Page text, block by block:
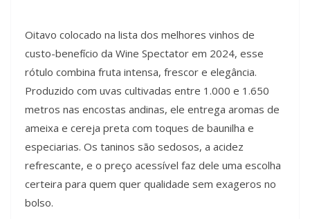
Oitavo colocado na lista dos melhores vinhos de
custo-benefício da Wine Spectator em 2024, esse
rótulo combina fruta intensa, frescor e elegância.
Produzido com uvas cultivadas entre 1.000 e 1.650
metros nas encostas andinas, ele entrega aromas de
ameixa e cereja preta com toques de baunilha e
especiarias. Os taninos são sedosos, a acidez
refrescante, e o preço acessível faz dele uma escolha
certeira para quem quer qualidade sem exageros no
bolso.